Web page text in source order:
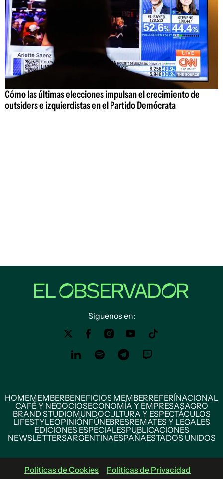
Cómo las últimas elecciones impulsan el crecimiento de
outsiders e izquierdistas en el Partido Demócrata
Siguenos en:
HOMEMEMBERBENEFICIOS MEMBERREFERÍNACIONAL
CAFÉ Y NEGOCIOSECONOMÍA Y EMPRESASAGRO
BRAND STUDIOMUNDOCULTURA Y ESPECTÁCULOS
LIFESTYLEOPINIÓNFÚNEBRESREMATES Y LEGALES
EDICIONES ESPECIALESPUBLICACIONES
NEWSLETTERSARGENTINAESPAÑAESTADOS UNIDOS
Políticas de Cookies Políticas de Privacidad